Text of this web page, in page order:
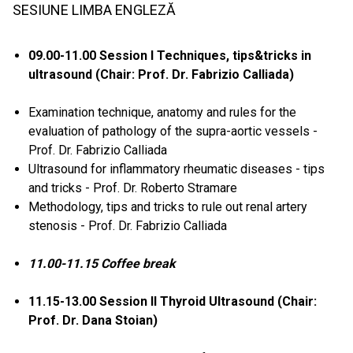
SESIUNE LIMBA ENGLEZĂ
09.00-11.00 Session I Techniques, tips&tricks in
ultrasound (Chair: Prof. Dr. Fabrizio Calliada)
Examination technique, anatomy and rules for the
evaluation of pathology of the supra-aortic vessels -
Prof. Dr. Fabrizio Calliada
Ultrasound for inflammatory rheumatic diseases - tips
and tricks - Prof. Dr. Roberto Stramare
Methodology, tips and tricks to rule out renal artery
stenosis - Prof. Dr. Fabrizio Calliada
11.00-11.15 Coffee break
11.15-13.00 Session II Thyroid Ultrasound (Chair:
Prof. Dr. Dana Stoian)